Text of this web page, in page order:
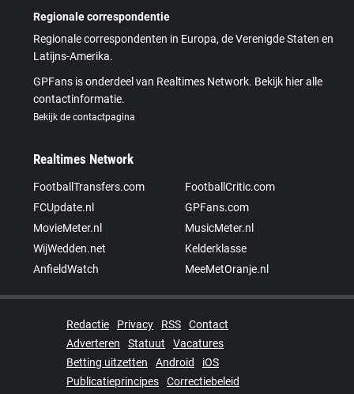
Regionale correspondentie
Regionale correspondenten in Europa, de Verenigde Staten en
Latijns-Amerika.
GPFans is onderdeel van Realtimes Network. Bekijk hier alle
contactinformatie.
Bekijk de contactpagina
Realtimes Network
FootballTransfers.com
FootballCritic.com
FCUpdate.nl
GPFans.com
MovieMeter.nl
MusicMeter.nl
WijWedden.net
Kelderklasse
AnfieldWatch
MeeMetOranje.nl
Redactie Privacy RSS
Contact
Adverteren
Statuut
Vacatures
Betting uitzetten
Android
iOS
Publicatieprincipes
Correctiebeleid